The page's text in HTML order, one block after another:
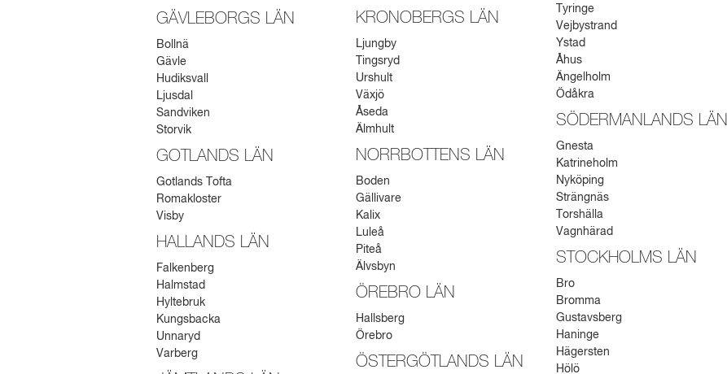
GÄVLEBORGS LÄN
Bollnä
Gävle
Hudiksvall
Ljusdal
Sandviken
Storvik
GOTLANDS LÄN
Gotlands Tofta
Romakloster
Visby
HALLANDS LÄN
Falkenberg
Halmstad
Hyltebruk
Kungsbacka
Unnaryd
Varberg
KRONOBERGS LÄN
Ljungby
Tingsryd
Urshult
Växjö
Åseda
Älmhult
NORRBOTTENS LÄN
Boden
Gällivare
Kalix
Luleå
Piteå
Älvsbyn
ÖREBRO LÄN
Hallsberg
Örebro
ÖSTERGÖTLANDS LÄN
Tyringe
Vejbystrand
Ystad
Åhus
Ängelholm
Ödåkra
SÖDERMANLANDS LÄN
Gnesta
Katrineholm
Nyköping
Strängnäs
Torshälla
Vagnhärad
STOCKHOLMS LÄN
Bro
Bromma
Gustavsberg
Haninge
Hägersten
Hölö